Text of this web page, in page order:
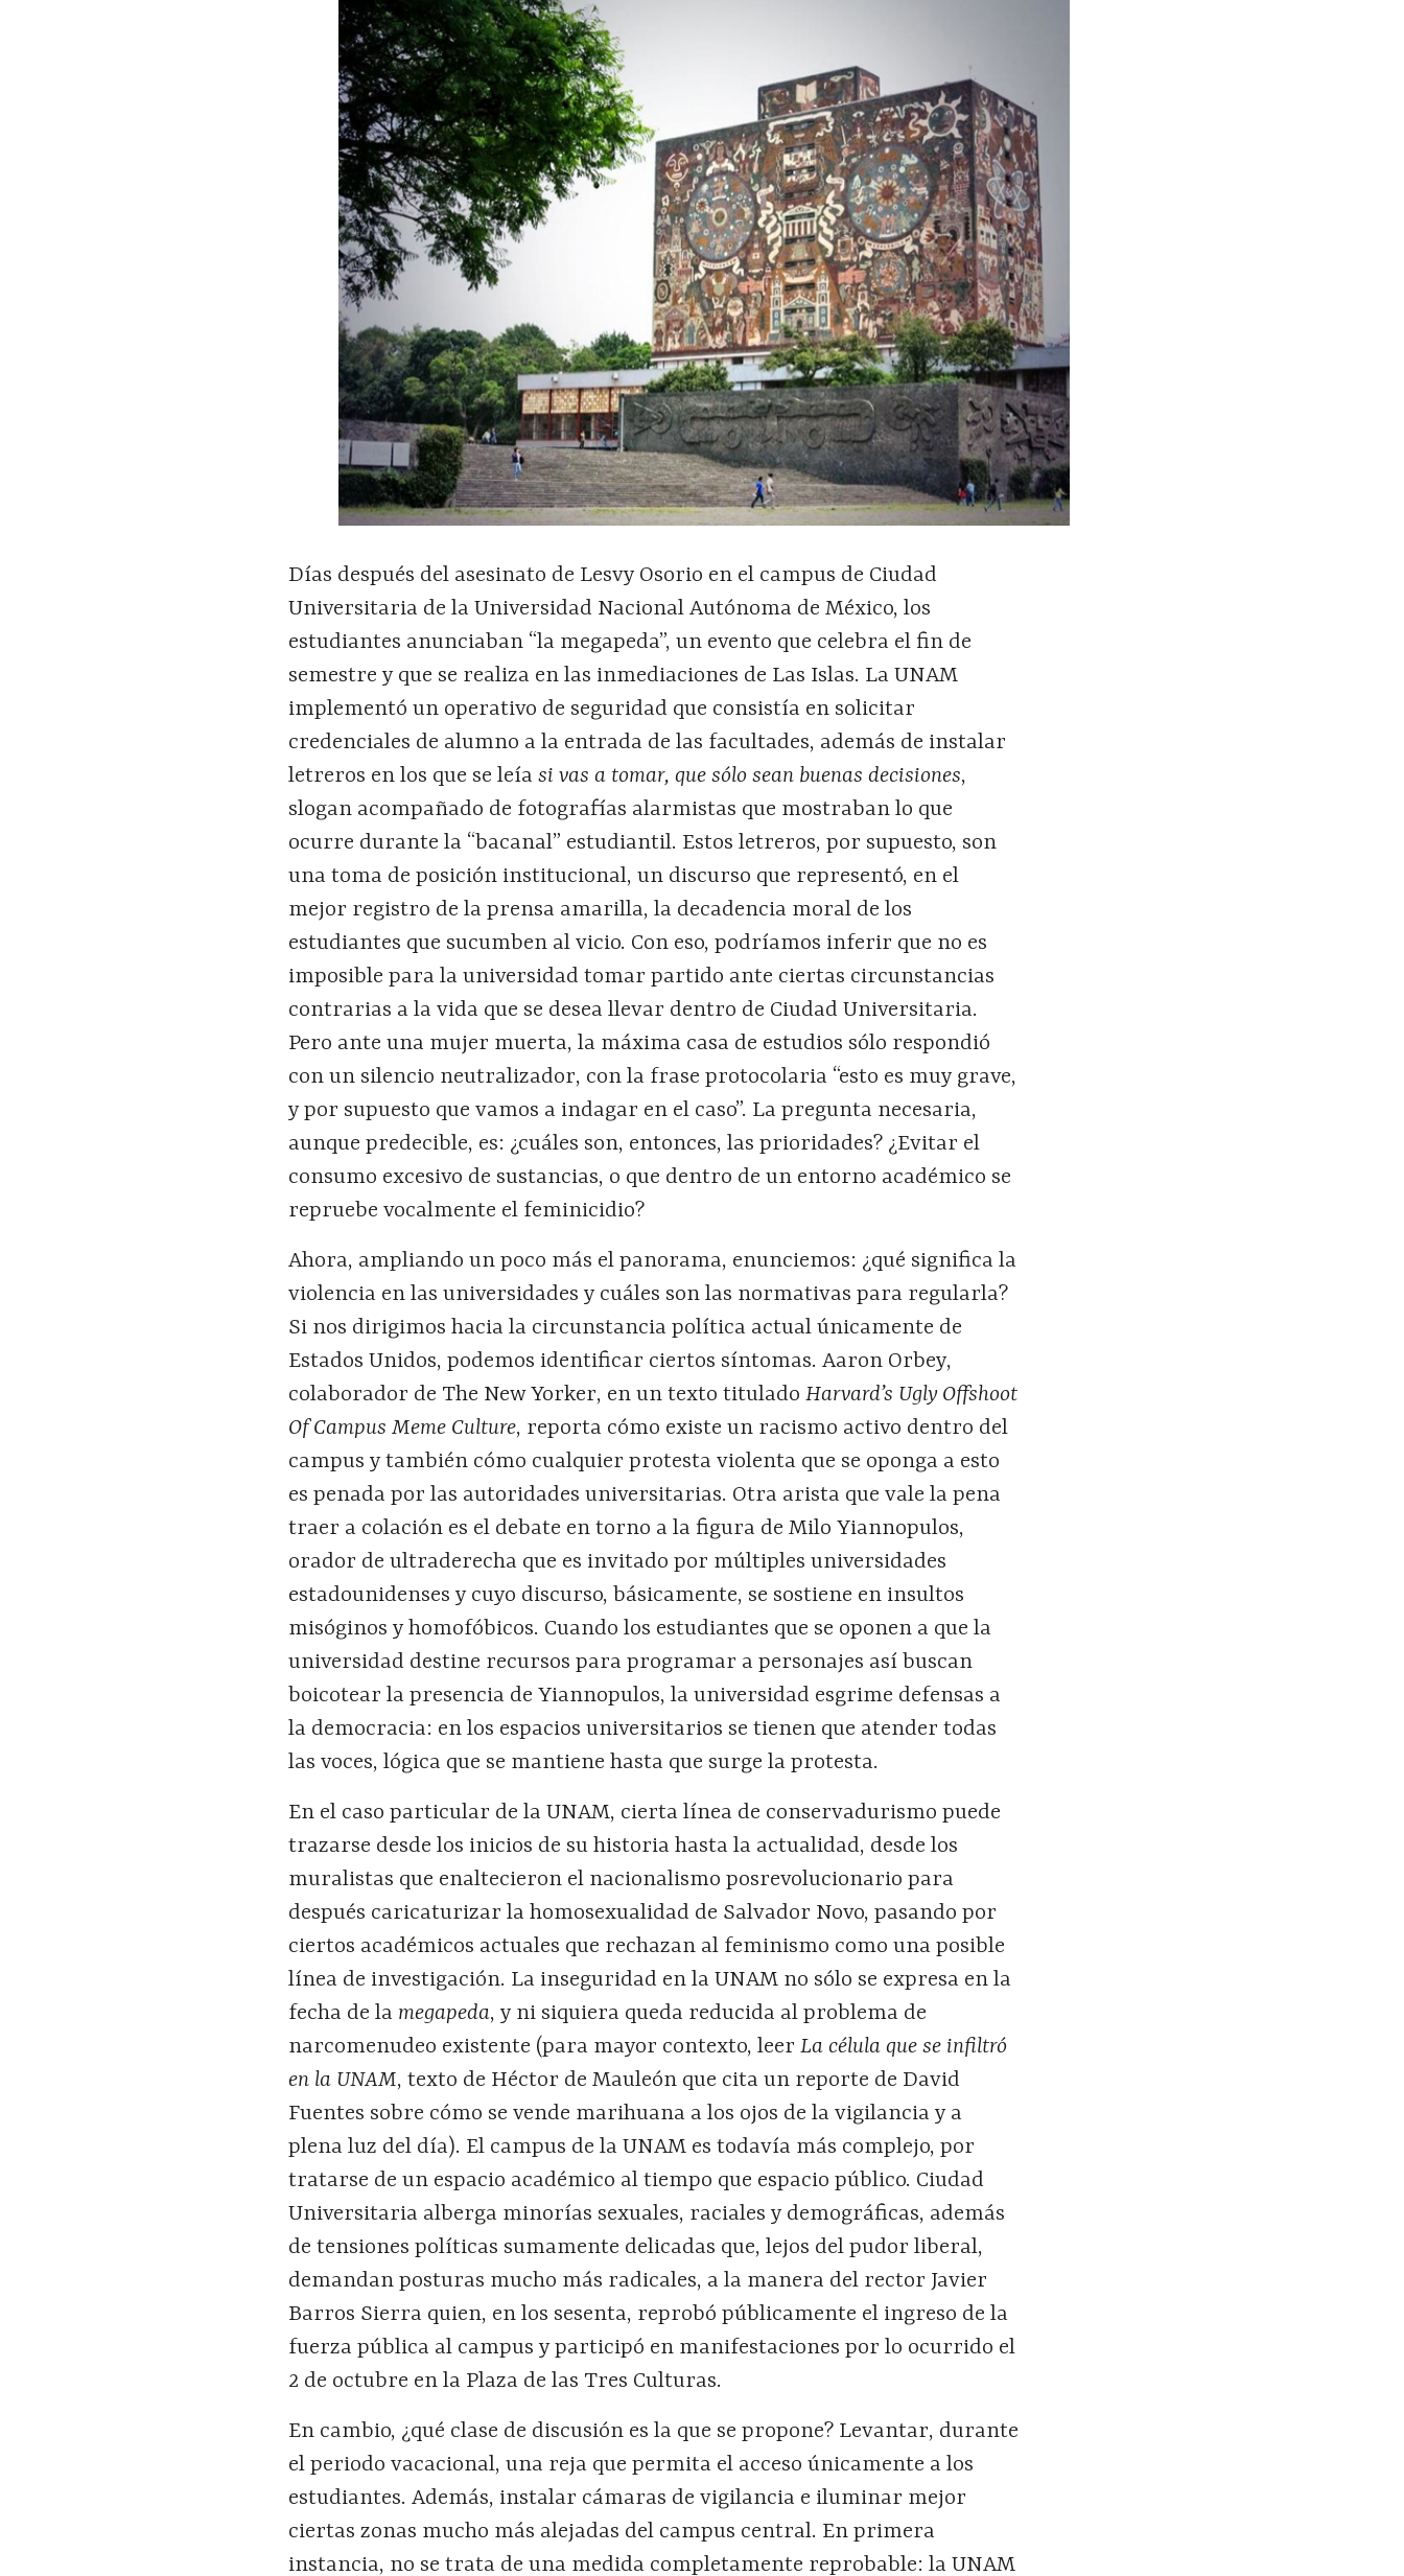
Días después del asesinato de Lesvy Osorio en el campus de Ciudad
Universitaria de la Universidad Nacional Autónoma de México, los
estudiantes anunciaban “la megapeda”, un evento que celebra el fin de
semestre y que se realiza en las inmediaciones de Las Islas. La UNAM
implementó un operativo de seguridad que consistía en solicitar
credenciales de alumno a la entrada de las facultades, además de instalar
letreros en los que se leíasi vas a tomar, que sólo sean buenas decisiones,
slogan acompañado de fotografías alarmistas que mostraban lo que
ocurre durante la “bacanal” estudiantil. Estos letreros, por supuesto, son
una toma de posición institucional, un discurso que representó, en el
mejor registro de la prensa amarilla, la decadencia moral de los
estudiantes que sucumben al vicio. Con eso, podríamos inferir que no es
imposible para la universidad tomar partido ante ciertas circunstancias
contrarias a la vida que se desea llevar dentro de Ciudad Universitaria.
Pero ante una mujer muerta, la máxima casa de estudios sólo respondió
con un silencio neutralizador, con la frase protocolaria “esto es muy grave,
y por supuesto que vamos a indagar en el caso”. La pregunta necesaria,
aunque predecible, es: ¿cuáles son, entonces, las prioridades? ¿Evitar el
consumo excesivo de sustancias, o que dentro de un entorno académico se
repruebe vocalmente el feminicidio?
Ahora, ampliando un poco más el panorama, enunciemos: ¿qué significa la
violencia en las universidades y cuáles son las normativas para regularla?
Si nos dirigimos hacia la circunstancia política actual únicamente de
Estados Unidos, podemos identificar ciertos síntomas. Aaron Orbey,
colaborador de The New Yorker, en un texto tituladoHarvard’s Ugly Offshoot
Of Campus Meme Culture, reporta cómo existe un racismo activo dentro del
campus y también cómo cualquier protesta violenta que se oponga a esto
es penada por las autoridades universitarias. Otra arista que vale la pena
traer a colación es el debate en torno a la figura de Milo Yiannopulos,
orador de ultraderecha que es invitado por múltiples universidades
estadounidenses y cuyo discurso, básicamente, se sostiene en insultos
misóginos y homofóbicos. Cuando los estudiantes que se oponen a que la
universidad destine recursos para programar a personajes así buscan
boicotear la presencia de Yiannopulos, la universidad esgrime defensas a
la democracia: en los espacios universitarios se tienen que atender todas
las voces, lógica que se mantiene hasta que surge la protesta.
En el caso particular de la UNAM, cierta línea de conservadurismo puede
trazarse desde los inicios de su historia hasta la actualidad, desde los
muralistas que enaltecieron el nacionalismo posrevolucionario para
después caricaturizar la homosexualidad de Salvador Novo, pasando por
ciertos académicos actuales que rechazan al feminismo como una posible
línea de investigación. La inseguridad en la UNAM no sólo se expresa en la
fecha de la megapeda, y ni siquiera queda reducida al problema de
narcomenudeo existente (para mayor contexto, leerLa célula que se infiltró
en la UNAM, texto de Héctor de Mauleón que cita un reporte de David
Fuentes sobre cómo se vende marihuana a los ojos de la vigilancia y a
plena luz del día). El campus de la UNAM es todavía más complejo, por
tratarse de un espacio académico al tiempo que espacio público. Ciudad
Universitaria alberga minorías sexuales, raciales y demográficas, además
de tensiones políticas sumamente delicadas que, lejos del pudor liberal,
demandan posturas mucho más radicales, a la manera del rector Javier
Barros Sierra quien, en los sesenta, reprobó públicamente el ingreso de la
fuerza pública al campus y participó en manifestaciones por lo ocurrido el
2 de octubre en la Plaza de las Tres Culturas.
En cambio, ¿qué clase de discusión es la que se propone? Levantar, durante
el periodo vacacional, una reja que permita el acceso únicamente a los
estudiantes. Además, instalar cámaras de vigilancia e iluminar mejor
ciertas zonas mucho más alejadas del campus central. En primera
instancia, no se trata de una medida completamente reprobable: la UNAM